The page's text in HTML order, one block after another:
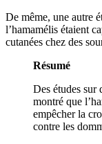
De même, une autre
l’hamamélis étaient
cutanées chez des
Résumé
Des études sur
montré que
empêcher la
contre les